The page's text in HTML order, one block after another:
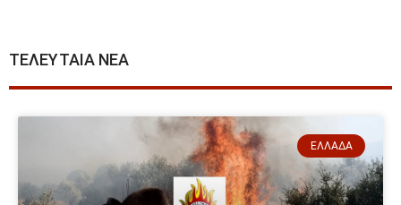
ΤΕΛΕΥΤΑΙΑ ΝΕΑ
ΕΛΛΆΔΑ